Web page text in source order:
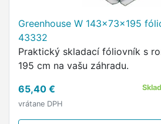
Greenhouse W 143x73x195
43332
Praktický skladací fóliovník s
195 cm na vašu záhradu.
65,40 €
vrátane DPH